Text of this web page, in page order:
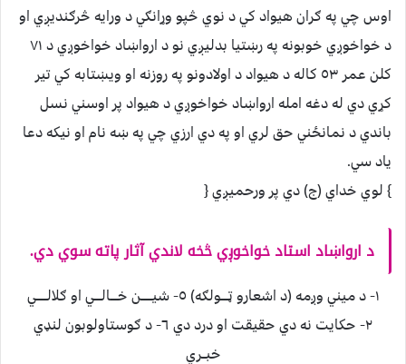
اوس چي په ګران هيواد کي د نوي څپو وړانګي د ورايه څرګنديږي او
د خواخوږي خوبونه په رښتيا بدليږي نو د ارواښاد خواخوږي د ٧١
کلن عمر ٥٣ کاله د هيواد د اولادونو په روزنه او ويښتابه کي تير
کړي دي له دغه امله ارواښاد خواخوږي د هيواد پر اوسني نسل
باندي د نمانځني حق لري او په دي ارزي چي په ښه نام او نيکه دعا
ياد سي.
} لوي خداي (ج) دي پر ورحميږي {
د ارواښاد استاد خواخوږي څخه لاندي آثار پاته سوي دي.
١- د ميني وږمه (د اشعارو ټــــولګه) ٥- شيــــــن خــــالــــي او ګلالــــــي
٢- حکايت نه دي حقيقت او درد دي ٦- د ګوستاولوبون لنډي
خبــري